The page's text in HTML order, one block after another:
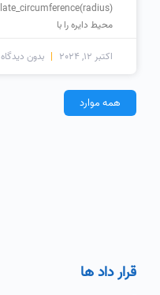
محیط دایره را با
اکتبر 12, 2024 بدون دیدگاه
همه موارد
قرار داد ها